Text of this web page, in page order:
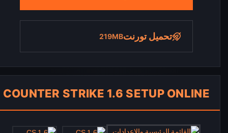
تحميل تورنت219MB
COUNTER STRIKE 1.6 SETUP ONLINE